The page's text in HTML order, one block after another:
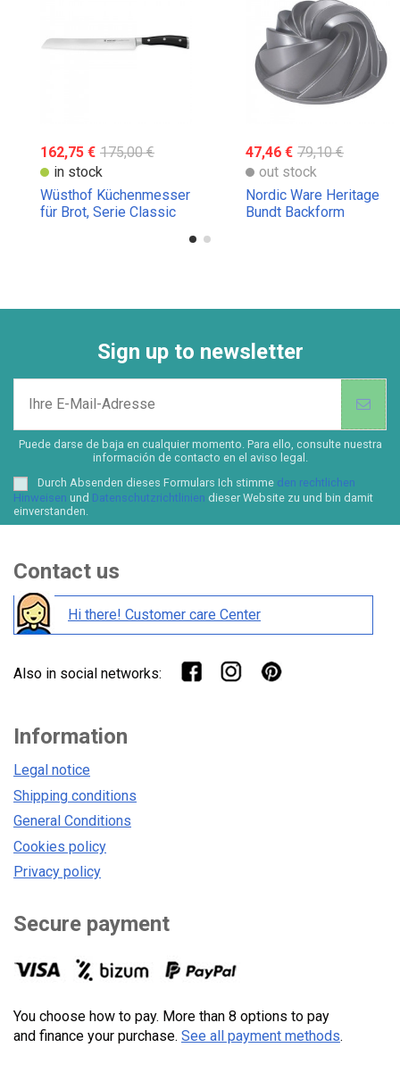
162,75 € 175,00 €
in stock
Wüsthof Küchenmesser
für Brot, Serie Classic
47,46 € 79,10 €
out stock
Nordic Ware Heritage
Bundt Backform
Sign up to newsletter
Puede darse de baja en cualquier momento. Para ello, consulte nuestra
información de contacto en el aviso legal.
Durch Absenden dieses Formulars Ich stimme den rechtlichen
Hinweisen und Datenschutzrichtlinien dieser Website zu und bin damit
einverstanden.
Contact us
Hi there! Customer care Center
Also in social networks:
Information
Legal notice
Shipping conditions
General Conditions
Cookies policy
Privacy policy
Secure payment
You choose how to pay. More than 8 options to pay
and finance your purchase. See all payment methods.